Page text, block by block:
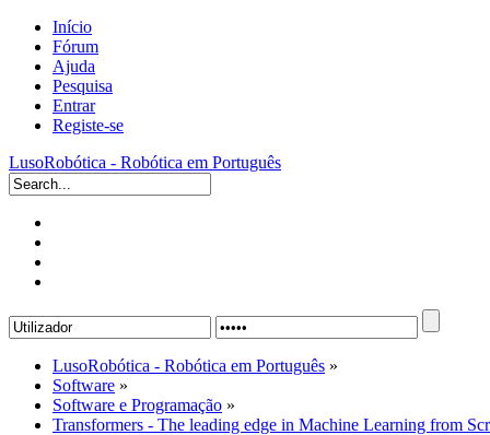
Início
Fórum
Ajuda
Pesquisa
Entrar
Registe-se
LusoRobótica - Robótica em Português
LusoRobótica - Robótica em Português »
Software »
Software e Programação »
Transformers - The leading edge in Machine Learning from